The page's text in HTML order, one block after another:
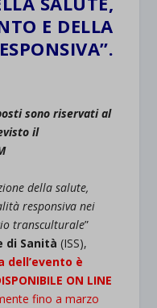
E DELLA
sono riservati al
il
della salute,
responsiva nei
transculturale”
di Sanità (ISS),
dell’evento è
ON LINE
fino a marzo